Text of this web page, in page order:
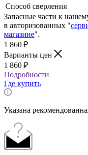
Способ сверления
Запасные части к
в авторизованных "
магазине".
1 860 ₽
Варианты цен
1 860 ₽
Подробности
Где купить
Указана